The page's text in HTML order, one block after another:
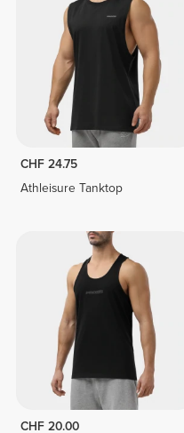
CHF 24.75
Athleisure Tanktop
CHF 20.00